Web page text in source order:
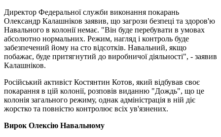
Директор Федеральної служби виконання покарань
Олександр Калашніков заявив, що загрози безпеці та здоров'ю
Навального в колонії немає. "Він буде перебувати в умовах
абсолютно нормальних. Режим, нагляд і контроль буде
забезпечений йому на сто відсотків. Навальний, якщо
побажає, буде притягнутий до виробничої діяльності", - заявив
Калашніков.
Російський активіст Костянтин Котов, який відбував своє
покарання в цій колонії, розповів виданню "Дождь", що це
колонія загального режиму, однак адміністрація в ній діє
жорстко та повністю контролює всіх ув'язнених.
Вирок Олексію Навальному